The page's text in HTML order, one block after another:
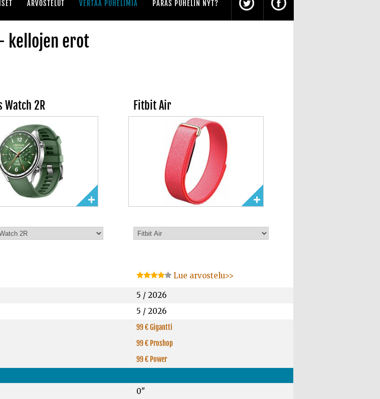
ARVOSTELUT VERTAA PUHELIMIA PARAS PUHELIN NYT?
kellojen erot
Watch 2R Fitbit Air
Lue arvostelu>>
5 / 2026
5 / 2026
99 € Gigantti
99 € Proshop
99 € Power
0"